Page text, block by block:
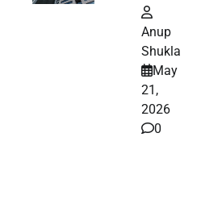
Anup
Shukla
May
21,
2026
0